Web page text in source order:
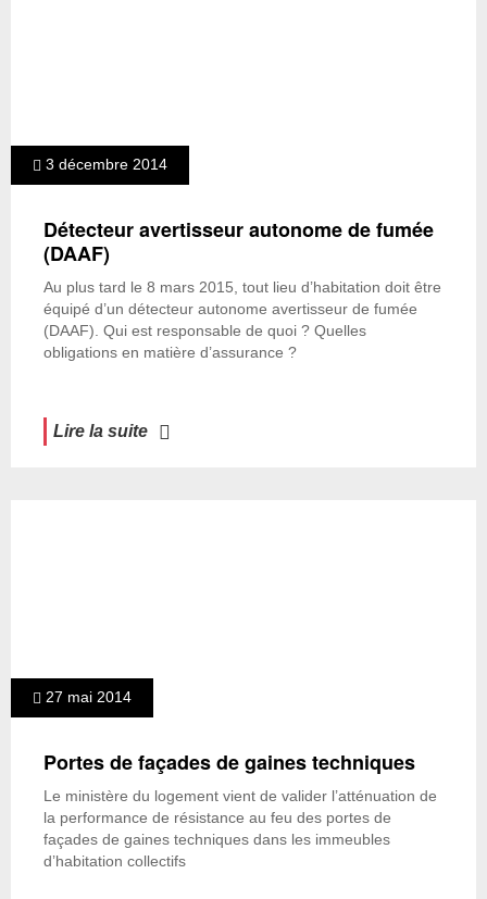
3 décembre 2014
Détecteur avertisseur autonome de fumée
(DAAF)
Au plus tard le 8 mars 2015, tout lieu d’habitation doit être
équipé d’un détecteur autonome avertisseur de fumée
(DAAF). Qui est responsable de quoi ? Quelles
obligations en matière d’assurance ?
Lire la suite
27 mai 2014
Portes de façades de gaines techniques
Le ministère du logement vient de valider l’atténuation de
la performance de résistance au feu des portes de
façades de gaines techniques dans les immeubles
d’habitation collectifs